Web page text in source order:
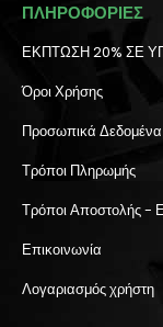
ΠΛΗΡΟΦΟΡΙΕΣ
ΕΚΠΤΩΣΗ 20% ΣΕ
Όροι Χρήσης
Προσωπικά Δεδομένα
Τρόποι Πληρωμής
Τρόποι Αποστολής -
Επικοινωνία
Λογαριασμός χρήστη